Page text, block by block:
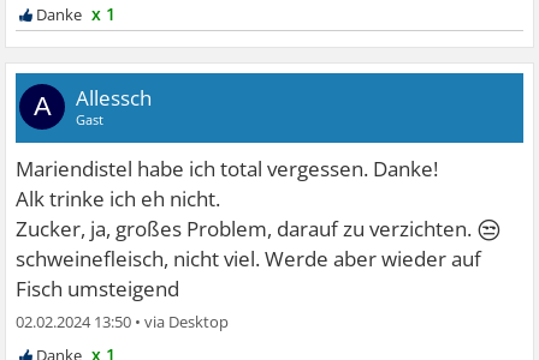
x 1
A Allessch
Gast
Mariendistel habe ich total vergessen. Danke!
Alk trinke ich eh nicht.
Zucker, ja, großes Problem, darauf zu verzichten. 😒
schweinefleisch, nicht viel. Werde aber wieder auf
Fisch umsteigend
02.02.2024 13:50 •
x 1